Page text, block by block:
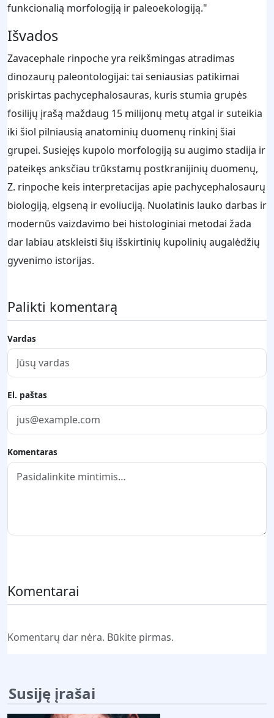
funkcionalią morfologiją ir paleoekologiją."
Išvados
Zavacephale rinpoche yra reikšmingas atradimas
dinozaurų paleontologijai: tai seniausias patikimai
priskirtas pachycephalosauras, kuris stumia grupės
fosilijų įrašą maždaug 15 milijonų metų atgal ir suteikia
iki šiol pilniausią anatominių duomenų rinkinį šiai
grupei. Susiejęs kupolo morfologiją su augimo stadija ir
pateikęs anksčiau trūkstamų postkranijinių duomenų,
Z. rinpoche keis interpretacijas apie pachycephalosaurų
biologiją, elgseną ir evoliuciją. Nuolatinis lauko darbas ir
modernūs vaizdavimo bei histologiniai metodai žada
dar labiau atskleisti šių išskirtinių kupolinių augalėdžių
gyvenimo istorijas.
Palikti komentarą
Vardas
El. paštas
Komentaras
Komentarai
Komentarų dar nėra. Būkite pirmas.
Susiję įrašai